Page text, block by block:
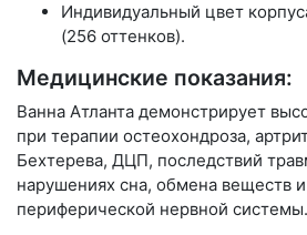
Индивидуальный цвет
(256 оттенков).
Медицинские показания:
Ванна Атланта демонстрирует
при терапии остеохондроза,
Бехтерева, ДЦП, последствий
нарушениях сна, обмена веществ
периферической нервной системы.